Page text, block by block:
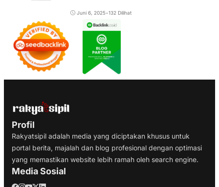
Juni 6, 2025•132 Dilihat
Profil
Rakyatsipil adalah media yang diciptakan khusus untuk
portal berita, majalah dan blog profesional dengan optimasi
yang memastikan website lebih ramah oleh search engine.
Media Sosial